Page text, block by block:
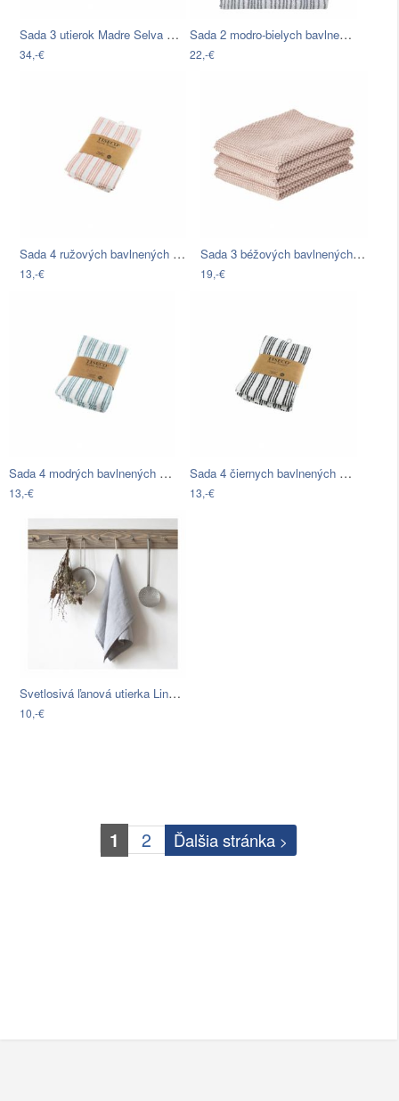
Sada 3 utierok Madre Selva Monstres
34,-€
Sada 2 modro-bielych bavlnených utierok…
22,-€
Sada 4 ružových bavlnených utierok…
13,-€
Sada 3 béžových bavlnených kuchynských…
19,-€
Sada 4 modrých bavlnených utierok…
13,-€
Sada 4 čiernych bavlnených utierok…
13,-€
Svetlosivá ľanová utierka Linen Tales,…
10,-€
1 2 Ďalšia stránka >